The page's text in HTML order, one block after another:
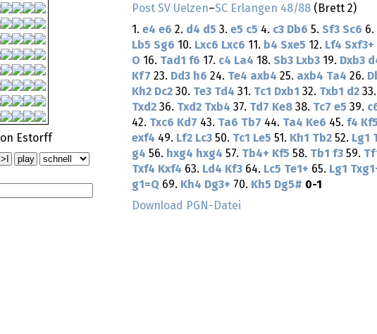
Estorff
Post SV Uelzen–SC Erlangen 48/88 (Brett 2)
1. e4 e6 2. d4 d5 3. e5 c5 4. c3 Db6 5. Sf3 Sc6 6.
Lb5 Sg6 10. Lxc6 Lxc6 11. b4 Sxe5 12. Lf4 Sxf3+
O 16. Tad1 f6 17. c4 La4 18. Sb3 Lxb3 19. Dxb3
Kf7 23. Dd3 h6 24. Te4 axb4 25. axb4 Ta4 26.
Kh2 Dc2 30. Te3 Td4 31. Tc1 Dxb1 32. Txb1 d2
Txd2 36. Txd2 Txb4 37. Td7 Ke8 38. Tc7 e5 39.
42. Txc6 Kd7 43. Ta6 Tb7 44. Ta4 Ke6 45. f4
exf4 49. Lf2 Lc3 50. Tc1 Le5 51. Kh1 Tb2 52. Lg1
g4 56. hxg4 hxg4 57. Tb4+ Kf5 58. Tb1 f3 59.
Txf4 Kxf4 63. Ld4 Kf3 64. Lc5 Te1+ 65. Lg1
g1=Q 69. Kh4 Dg3+ 70. Kh5 Dg5# 0-1
Download PGN-Datei